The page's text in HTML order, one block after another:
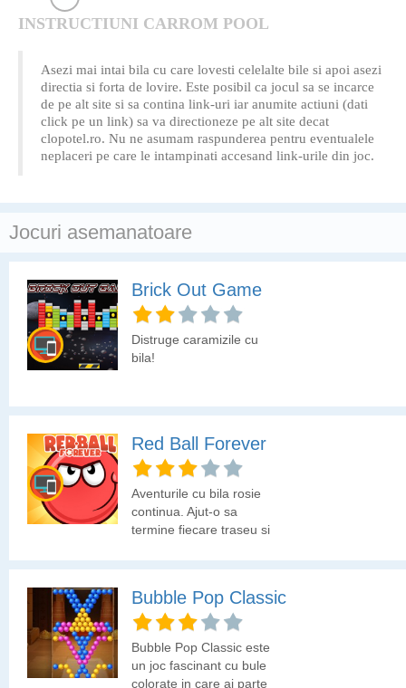
INSTRUCTIUNI CARROM POOL
Asezi mai intai bila cu care lovesti celelalte bile si apoi asezi
directia si forta de lovire. Este posibil ca jocul sa se incarce
de pe alt site si sa contina link-uri iar anumite actiuni (dati
click pe un link) sa va directioneze pe alt site decat
clopotel.ro. Nu ne asumam raspunderea pentru eventualele
neplaceri pe care le intampinati accesand link-urile din joc.
Jocuri asemanatoare
Brick Out Game
Distruge caramizile cu
bila!
Red Ball Forever
Aventurile cu bila rosie
continua. Ajut-o sa
termine fiecare traseu si
Bubble Pop Classic
Bubble Pop Classic este
un joc fascinant cu bule
colorate in care ai parte